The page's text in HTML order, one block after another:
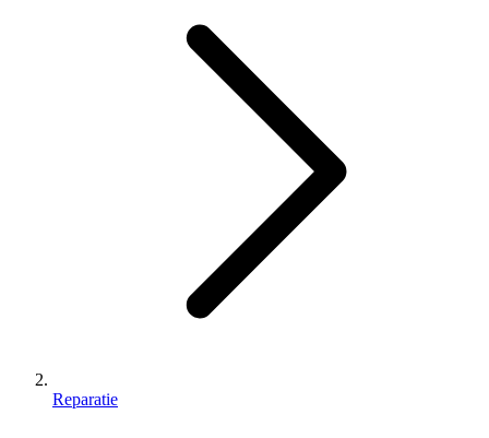
Reparatie